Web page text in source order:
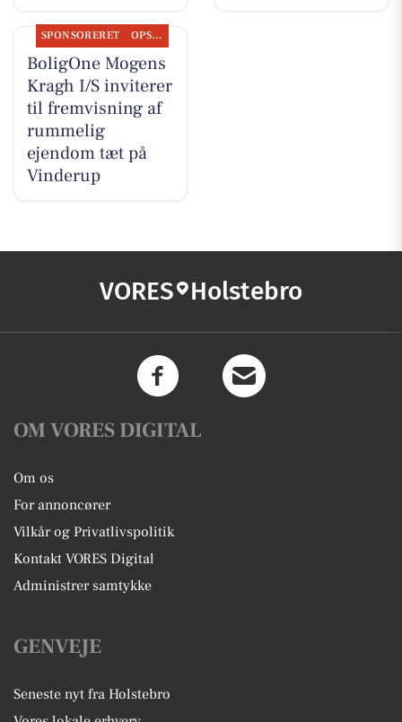
SPONSORERET OPSLAGSTAVLEN
BoligOne Mogens
Kragh I/S inviterer
til fremvisning af
rummelig
ejendom tæt på
Vinderup
VORES Holstebro
OM VORES DIGITAL
Om os
For annoncører
Vilkår og Privatlivspolitik
Kontakt VORES Digital
Administrer samtykke
GENVEJE
Seneste nyt fra Holstebro